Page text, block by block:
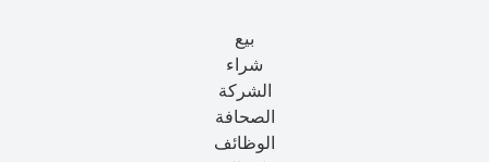
بيع
شراء
الشركة
الصحافة
الوظائف